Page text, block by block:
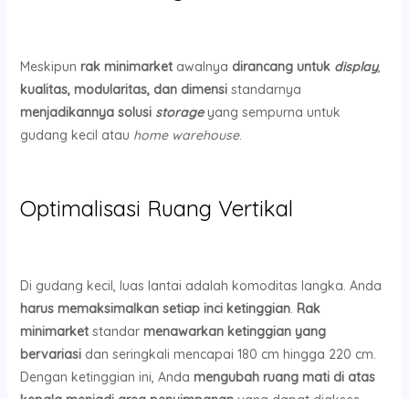
Meskipun rak minimarketawalnya dirancang untuk display,
kualitas, modularitas, dan dimensistandarnya
menjadikannya solusi storageyang sempurna untuk
gudang kecil atau home warehouse.
Optimalisasi Ruang Vertikal
Di gudang kecil, luas lantai adalah komoditas langka. Anda
harus memaksimalkan setiap inci ketinggian. Rak
minimarketstandar menawarkan ketinggian yang
bervariasidan seringkali mencapai 180 cm hingga 220 cm.
Dengan ketinggian ini, Anda mengubah ruang mati di atas